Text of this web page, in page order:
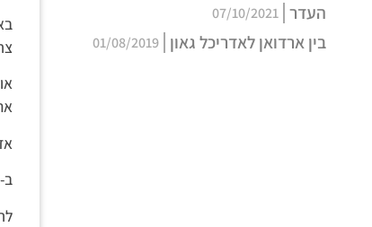
העדר 07/10/2021
בין ארדואן לאדריכל גאון 01/08/2019
אז, ב-2003,
ב-2018, ניתן לומר שהתקדמנו ואנחנו מטומטמים כמעט כמו הלבנונים. ייתכן שיותר.